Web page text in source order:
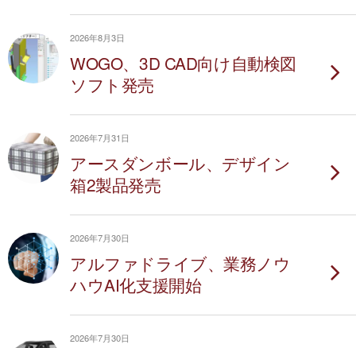
2026年8月3日
WOGO、3D CAD向け自動検図
ソフト発売
2026年7月31日
アースダンボール、デザイン
箱2製品発売
2026年7月30日
アルファドライブ、業務ノウ
ハウAI化支援開始
2026年7月30日